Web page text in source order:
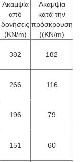
Ακαμψία
από
δονήσεις
(KN/m)
Ακαμψία
κατά την
πρόσκρουση
((KN/m)
382 182
266 116
196 79
151 60